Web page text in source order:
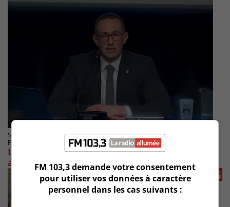
SAINT-LAMBERT
Publié le 28 mai 2026 à 08h19
Le maire de Saint-Lambert écarte tout projet
avec la Blue Machine
FM 103,3 demande votre consentement
pour utiliser vos données à caractère
personnel dans les cas suivants :